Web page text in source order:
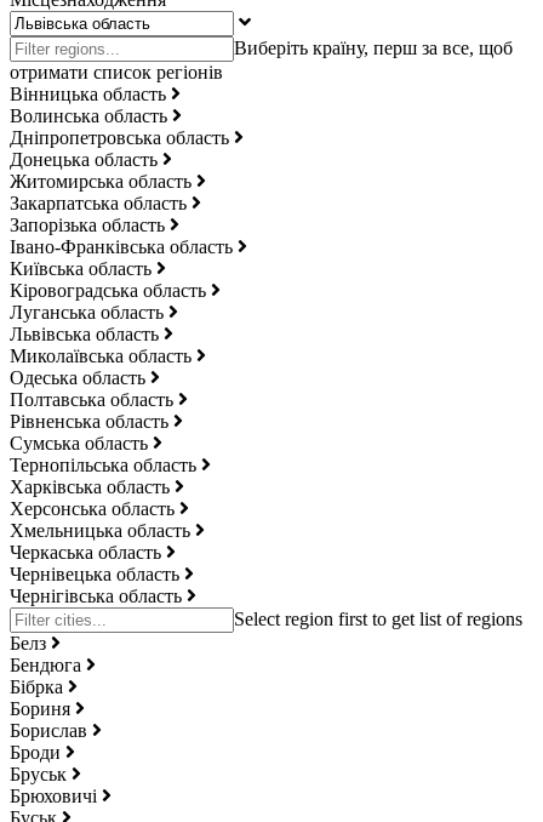
Вінницька область
Волинська область
Дніпропетровська область
Донецька область
Житомирська область
Закарпатська область
Запорізька область
Івано-Франківська область
Київська область
Кіровоградська область
Луганська область
Львівська область
Миколаївська область
Одеська область
Полтавська область
Рівненська область
Сумська область
Тернопільська область
Харківська область
Херсонська область
Хмельницька область
Черкаська область
Чернівецька область
Чернігівська область
Белз
Бендюга
Бібрка
Бориня
Борислав
Броди
Бруськ
Брюховичі
Буськ